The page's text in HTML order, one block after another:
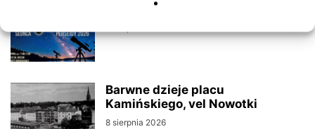
Zaćmienie Słońca i Perseidy
Barwne dzieje placu
Kamińskiego, vel Nowotki
8 sierpnia 2026